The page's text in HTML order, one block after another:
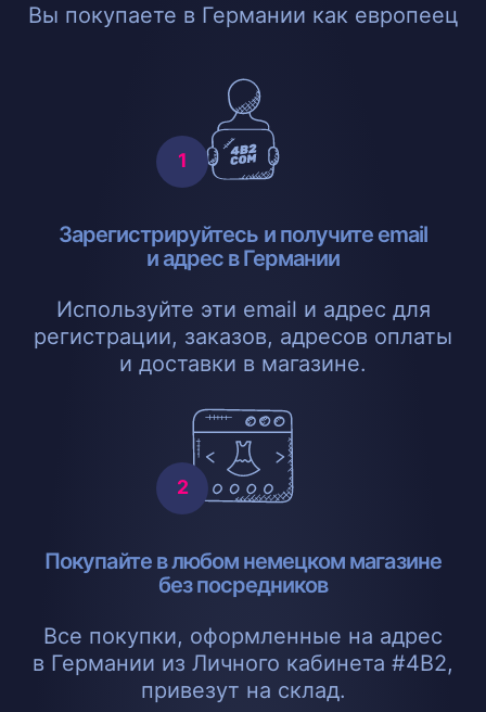
Вы покупаете в Германии как европеец
Зарегистрируйтесь и получите email
и адрес в Германии
Используйте эти email и адрес для
регистрации, заказов, адресов оплаты
и доставки в магазине.
Покупайте в любом немецком магазине
без посредников
Все покупки, оформленные на адрес
в Германии из Личного кабинета #4B2,
привезут на склад.